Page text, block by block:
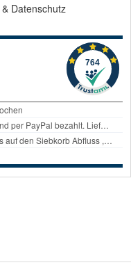
& Datenschutz